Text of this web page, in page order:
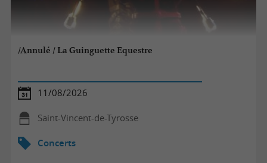
/Annulé / La Guinguette Equestre
11/08/2026
Saint-Vincent-de-Tyrosse
Concerts